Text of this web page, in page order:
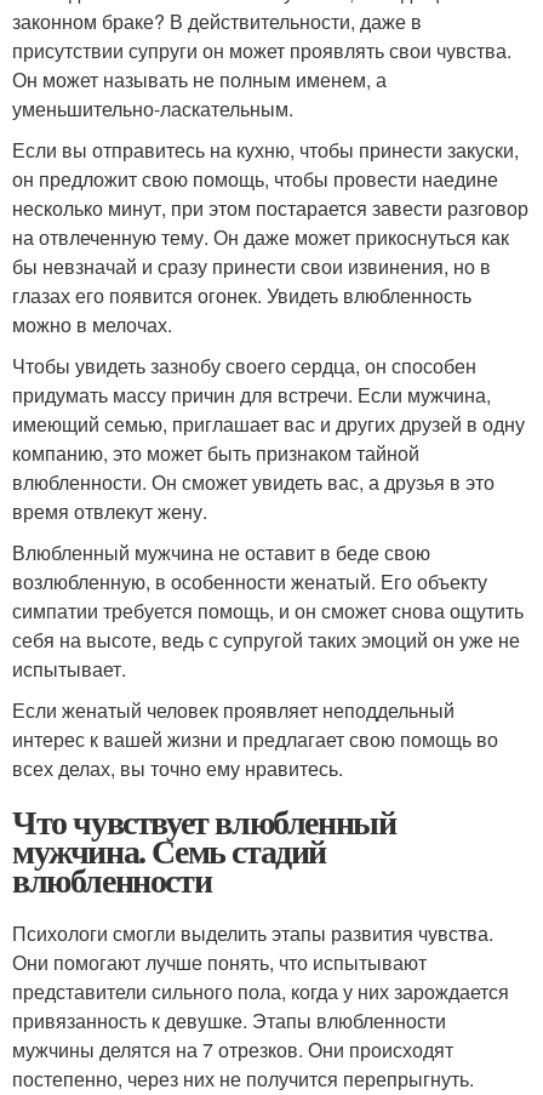
законном браке? В действительности, даже в
присутствии супруги он может проявлять свои чувства.
Он может называть не полным именем, а
уменьшительно-ласкательным.
Если вы отправитесь на кухню, чтобы принести закуски,
он предложит свою помощь, чтобы провести наедине
несколько минут, при этом постарается завести разговор
на отвлеченную тему. Он даже может прикоснуться как
бы невзначай и сразу принести свои извинения, но в
глазах его появится огонек. Увидеть влюбленность
можно в мелочах.
Чтобы увидеть зазнобу своего сердца, он способен
придумать массу причин для встречи. Если мужчина,
имеющий семью, приглашает вас и других друзей в одну
компанию, это может быть признаком тайной
влюбленности. Он сможет увидеть вас, а друзья в это
время отвлекут жену.
Влюбленный мужчина не оставит в беде свою
возлюбленную, в особенности женатый. Его объекту
симпатии требуется помощь, и он сможет снова ощутить
себя на высоте, ведь с супругой таких эмоций он уже не
испытывает.
Если женатый человек проявляет неподдельный
интерес к вашей жизни и предлагает свою помощь во
всех делах, вы точно ему нравитесь.
Что чувствует влюбленный
мужчина. Семь стадий
влюбленности
Психологи смогли выделить этапы развития чувства.
Они помогают лучше понять, что испытывают
представители сильного пола, когда у них зарождается
привязанность к девушке. Этапы влюбленности
мужчины делятся на 7 отрезков. Они происходят
постепенно, через них не получится перепрыгнуть.